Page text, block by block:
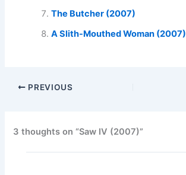
The Butcher (2007)
A Slith-Mouthed Woman (2007)
PREVIOUS
3 thoughts on “Saw IV (2007)”